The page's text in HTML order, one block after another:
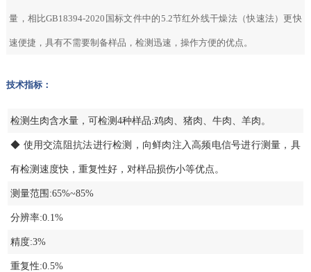
量，相比GB18394-2020国标文件中的5.2节红外线干燥法（快速法）更快
速便捷，具有不需要制备样品，检测迅速，操作方便的优点。
技术指标：
检测生肉含水量，可检测4种样品:鸡肉、猪肉、牛肉、羊肉。
◆ 使用交流阻抗法进行检测，向鲜肉注入高频电信号进行测量，具
有检测速度快，重复性好，对样品损伤小等优点。
测量范围:65%~85%
分辨率:0.1%
精度:3%
重复性:0.5%